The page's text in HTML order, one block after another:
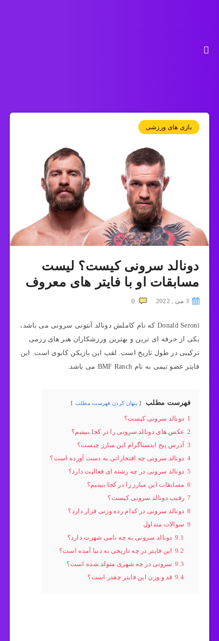
بازی های ورزشی
دونالد سرونی کیست؟ لیست
مسابقات او با فایتر های معروف
3 می , 2022 0
Donald Seroni که نام کاملش دونالد آنتونی سرونی می باشد،
یکی از حرفه ای ترین و بهترین ورزشکاران هنر های رزمی
ترکیبی در طول تاریخ است. لقب این بازیکن کابوی است. این
فایتر عضو تیمی به نام BMF Ranch می باشد.
فهرست مطلب پنهان کردن فهرست مطلب
1 دونالد سرونی کیست؟
2 عکس های دونالد سرونی را در کجا ببینیم؟
3
آدرس پیج اینستاگرام این مبارز چیست؟
4 دونالد سرونی چه افتخاراتی به دست آورده است؟
5 دونالد سرونی در چه رشته ای فعالیت دارد؟
6 مسابقات این مبارز را در کجا ببینیم؟
7 رقیب دونالد سرونی کیست؟
8 دونالد سرونی در کدام رده وزنی قرار دارد؟
9 سوالات متداول
9.1 دونالد سرونی به چه نامی شهرت دارد؟
9.2
این فایتر در چه تاریخی به دنیا آمده است؟
9.3 سرونی در چه شهری متولد شده است؟
9.4 قد و وزن این فایتر چقدر است؟